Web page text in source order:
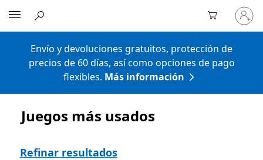
Iniciar
sesión
en
cuenta
Envío y devoluciones gratuitos, protección de
precios de 60 días, así como opciones de pago
flexibles. Más información
Lista Microsoft.com
Juegos más usados
Refinar resultados